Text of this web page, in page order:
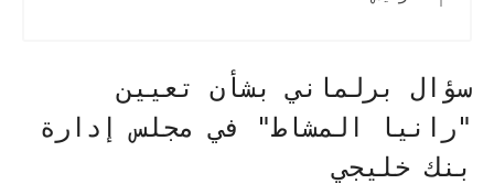
سؤال برلماني بشأن تعيين
"رانيا المشاط" في مجلس إدارة
بنك خليجي